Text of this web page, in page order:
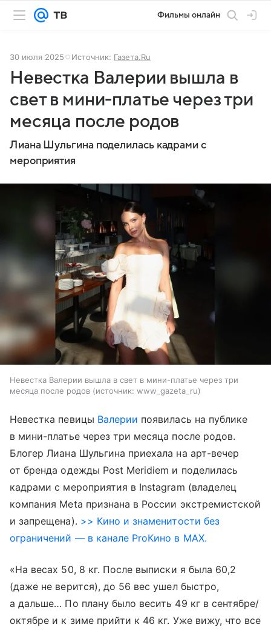
Фильмы онлайн
30 июля 2025 Источник: Газета.Ru
Невестка Валерии вышла в
свет в мини-платье через три
месяца после родов
Лиана Шульгина поделилась кадрами с
мероприятия
Невестка Валерии вышла в свет в мини-платье через три
месяца после родов
источник: www_gazeta_ru
Невестка певицы Валерии появилась на публике
в мини-платье через три месяца после родов.
Блогер Лиана Шульгина приехала на арт-вечер
от бренда одежды Post Meridiem и поделилась
кадрами с мероприятия в Instagram (владелец
компания Meta признана в России экстремистской
и запрещена). >> Кино и знаменитости без
ограничений — в канале ProКино в MAX.
«На весах 50, 8 кг. После выписки я была 60,2
(даже не верится), до 56 вес ушел быстро,
а дальше… По плану было весить 49 кг в сентябре/
октябре и к зиме прийти к 46 кг. Уже вижу, что все